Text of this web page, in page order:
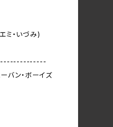
ミ・いづみ)
バン・ボーイズ